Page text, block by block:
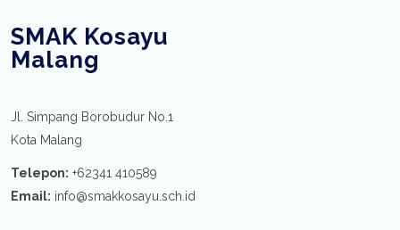
SMAK Kosayu
Malang
Jl. Simpang Borobudur No.1
Kota Malang
Telepon: +62341 410589
Email: info@smakkosayu.sch.id